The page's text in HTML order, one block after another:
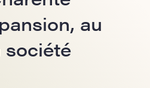
au
société